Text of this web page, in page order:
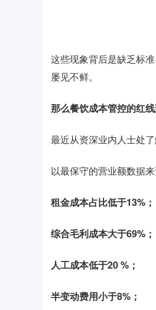
这些现象背后是缺乏标
屡见不鲜。
那么餐饮成本管控的红
最近从资深业内人士处
以最保守的营业额数据来
租金成本占比低于13%；
综合毛利成本大于69%；
人工成本低于20 %；
半变动费用小于8%；